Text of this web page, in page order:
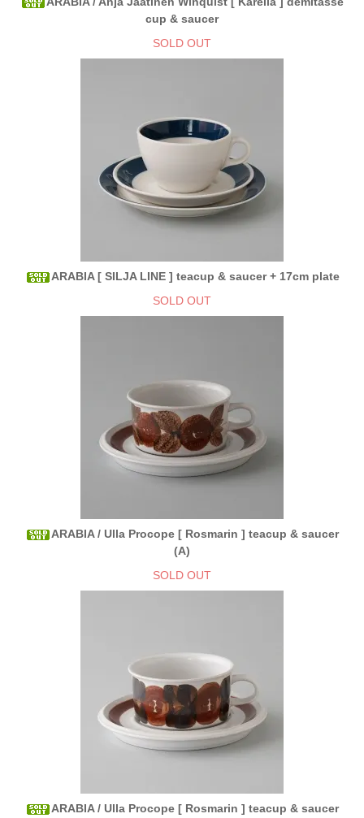
cup & saucer
SOLD OUT
ARABIA [ SILJA LINE ] teacup & saucer + 17cm plate
SOLD OUT
ARABIA / Ulla Procope [ Rosmarin ] teacup & saucer
(A)
SOLD OUT
ARABIA / Ulla Procope [ Rosmarin ] teacup & saucer